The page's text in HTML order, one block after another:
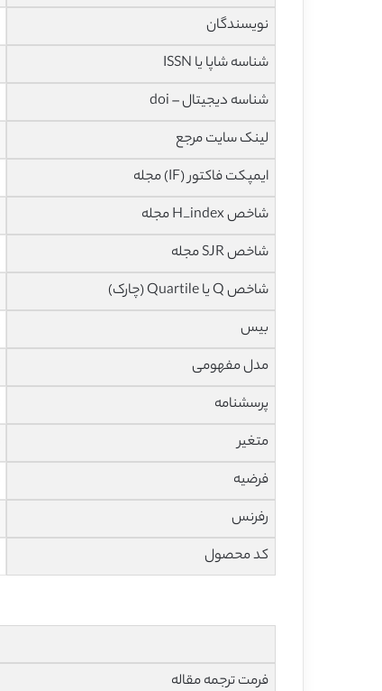
نویسندگان
شناسه شاپا یا ISSN
شناسه دیجیتال – doi
لینک سایت مرجع
ایمپکت فاکتور (IF) مجله
شاخص H_index مجله
شاخص SJR مجله
شاخص Q یا Quartile (چارک)
بیس
مدل مفهومی
پرسشنامه
متغیر
فرضیه
رفرنس
کد محصول
فرمت ترجمه مقاله